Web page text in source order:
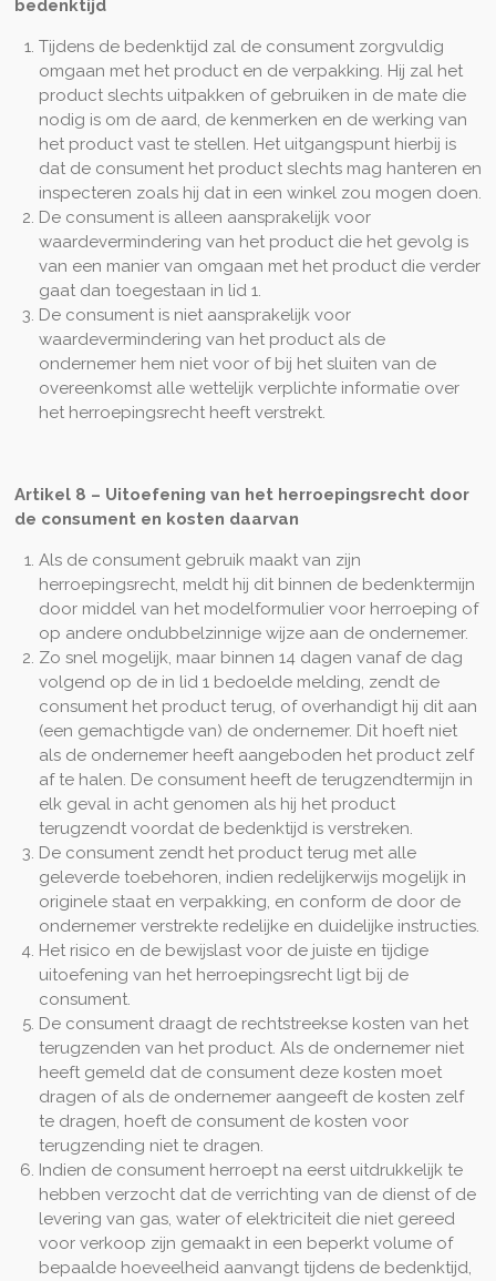
bedenktijd
Tijdens de bedenktijd zal de consument zorgvuldig
omgaan met het product en de verpakking. Hij zal het
product slechts uitpakken of gebruiken in de mate die
nodig is om de aard, de kenmerken en de werking van
het product vast te stellen. Het uitgangspunt hierbij is
dat de consument het product slechts mag hanteren en
inspecteren zoals hij dat in een winkel zou mogen doen.
De consument is alleen aansprakelijk voor
waardevermindering van het product die het gevolg is
van een manier van omgaan met het product die verder
gaat dan toegestaan in lid 1.
De consument is niet aansprakelijk voor
waardevermindering van het product als de
ondernemer hem niet voor of bij het sluiten van de
overeenkomst alle wettelijk verplichte informatie over
het herroepingsrecht heeft verstrekt.
Artikel 8 – Uitoefening van het herroepingsrecht door
de consument en kosten daarvan
Als de consument gebruik maakt van zijn
herroepingsrecht, meldt hij dit binnen de bedenktermijn
door middel van het modelformulier voor herroeping of
op andere ondubbelzinnige wijze aan de ondernemer.
Zo snel mogelijk, maar binnen 14 dagen vanaf de dag
volgend op de in lid 1 bedoelde melding, zendt de
consument het product terug, of overhandigt hij dit aan
(een gemachtigde van) de ondernemer. Dit hoeft niet
als de ondernemer heeft aangeboden het product zelf
af te halen. De consument heeft de terugzendtermijn in
elk geval in acht genomen als hij het product
terugzendt voordat de bedenktijd is verstreken.
De consument zendt het product terug met alle
geleverde toebehoren, indien redelijkerwijs mogelijk in
originele staat en verpakking, en conform de door de
ondernemer verstrekte redelijke en duidelijke instructies.
Het risico en de bewijslast voor de juiste en tijdige
uitoefening van het herroepingsrecht ligt bij de
consument.
De consument draagt de rechtstreekse kosten van het
terugzenden van het product. Als de ondernemer niet
heeft gemeld dat de consument deze kosten moet
dragen of als de ondernemer aangeeft de kosten zelf
te dragen, hoeft de consument de kosten voor
terugzending niet te dragen.
Indien de consument herroept na eerst uitdrukkelijk te
hebben verzocht dat de verrichting van de dienst of de
levering van gas, water of elektriciteit die niet gereed
voor verkoop zijn gemaakt in een beperkt volume of
bepaalde hoeveelheid aanvangt tijdens de bedenktijd,